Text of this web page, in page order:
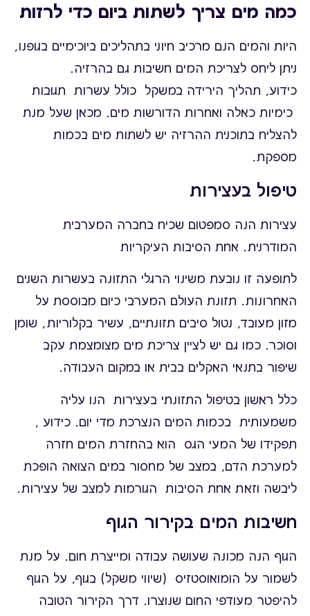
כמה מים צריך לשתות ביום כדי לרזות
היות והמים הנם מרכיב חיוני בתהליכים ביוכימיים בגופנו,
ניתן ליחס לצריכת המים חשיבות גם בהרזיה.
כידוע, תהליך הירידה במשקל כולל עשרות תגובות
כימיות כאלה ואחרות הדורשות מים. מכאן שעל מנת
להצליח בתוכנית ההרזיה יש לשתות מים בכמות
מספקת.
טיפול בעצירות
עצירות הנה סמפטום שכיח בחברה המערבית
המודרנית. אחת הסיבות העיקריות
לתופעה זו נובעת משינוי הרגלי התזונה בעשרות השנים
האחרונות. תזונת העולם המערבי כיום מבוססת על
מזון מעובד, נטול סיבים תזונתיים, עשיר בקלוריות, שומן
וסוכר. כמו גם יש לציין צריכת מים מצומצמת עקב
שיפור בתנאי האקלים בבית או במקום העבודה.
כלל ראשון בטיפול התזונתי בעצירות הנו עליה
משמעותית בכמות המים הנצרכת מדי יום. כידוע ,
תפקידו של המעי הגס הוא בהחזרת המים חזרה
למערכת הדם, במצב של מחסור במים הצואה הופכת
ליבשה וזאת אחת הסיבות הגורמות למצב של עצירות.
חשיבות המים בקירור הגוף
הגוף הנה מכונה שעושה עבודה ומייצרת חום. על מנת
לשמור על הומואוסטזיס (שיווי משקל) בגוף, על הגוף
להיפטר מעודפי החום שנוצרו. דרך הקירור הטובה